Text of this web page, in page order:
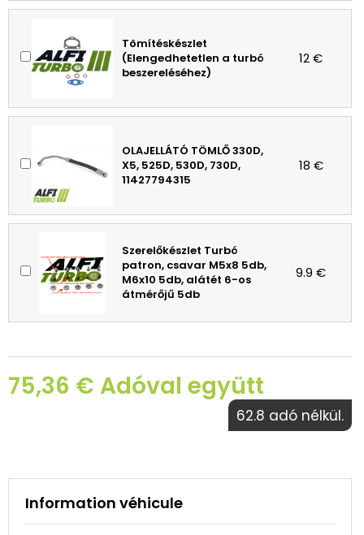
Tömítéskészlet
(Elengedhetetlen a turbó
beszereléséhez)
12 €
OLAJELLÁTÓ TÖMLŐ 330D,
X5, 525D, 530D, 730D,
11427794315
18 €
Szerelőkészlet Turbó
patron, csavar M5x8 5db,
M6x10 5db, alátét 6-os
átmérőjű 5db
9.9 €
75,36 € Adóval együtt
62.8 adó nélkül.
Information véhicule